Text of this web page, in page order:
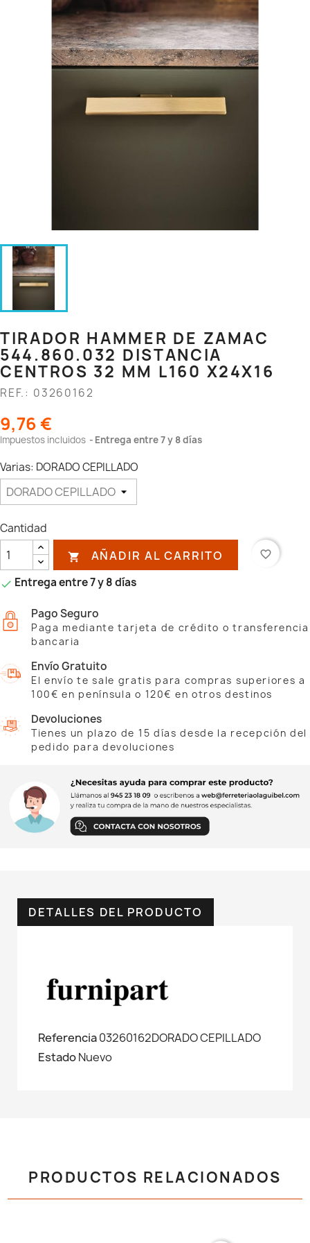
TIRADOR HAMMER DE ZAMAC
544.860.032 DISTANCIA
CENTROS 32 MM L160 X24X16
REF.: 03260162
9,76 €
Impuestos incluidos Entrega entre 7 y 8 días
Varias: DORADO CEPILLADO
Cantidad
 AÑADIR AL CARRITO favorite_border
 Entrega entre 7 y 8 días
Pago Seguro
Paga mediante tarjeta de crédito o transferencia
bancaria
Envío Gratuito
El envío te sale gratis para compras superiores a
100€ en península o 120€ en otros destinos
Devoluciones
Tienes un plazo de 15 días desde la recepción del
pedido para devoluciones
DETALLES DEL PRODUCTO
Referencia03260162DORADO CEPILLADO
EstadoNuevo
PRODUCTOS RELACIONADOS